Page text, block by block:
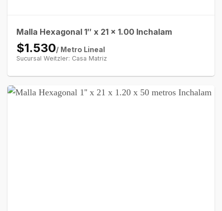
Malla Hexagonal 1″ x 21 x 1.00 Inchalam
$1.530/ Metro Lineal
Sucursal Weitzler: Casa Matriz